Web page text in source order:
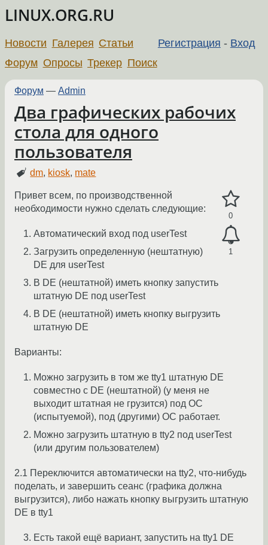
LINUX.ORG.RU
Регистрация - Вход
Новости Галерея Статьи
Форум Опросы Трекер Поиск
Форум — Admin
Два графических рабочих
стола для одного
пользователя
dm, kiosk, mate
0
1
Привет всем, по производственной
необходимости нужно сделать следующие:
Автоматический вход под userTest
Загрузить определенную (нештатную)
DE для userTest
В DE (нештатной) иметь кнопку запустить
штатную DE под userTest
В DE (нештатной) иметь кнопку выгрузить
штатную DE
Варианты:
Можно загрузить в том же tty1 штатную DE
совместно с DE (нештатной) (у меня не
выходит штатная не грузится) под ОС
(испытуемой), под (другими) ОС работает.
Можно загрузить штатную в tty2 под userTest
(или другим пользователем)
2.1 Переключится автоматически на tty2, что-нибудь
поделать, и завершить сеанс (графика должна
выгрузится), либо нажать кнопку выгрузить штатную
DE в tty1
Есть такой ещё вариант, запустить на tty1 DE